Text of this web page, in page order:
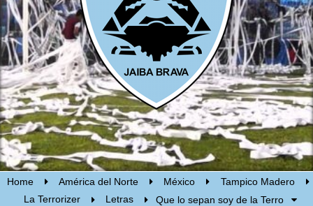
Home América del Norte México
Tampico Madero
La Terrorizer
Letras Que lo sepan soy de la Terro